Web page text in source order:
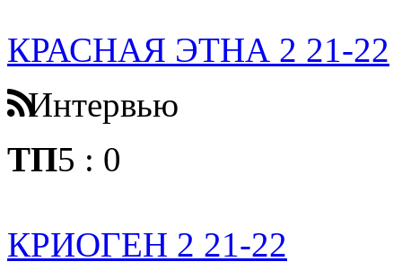
КРАСНАЯ ЭТНА 2 21-22
Интервью
ТП5 : 0
КРИОГЕН 2 21-22